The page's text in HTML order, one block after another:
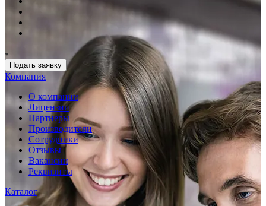
Подать заявку
Компания
О компании
Лицензии
Партнеры
Производители
Сотрудники
Отзывы
Вакансии
Реквизиты
Каталог